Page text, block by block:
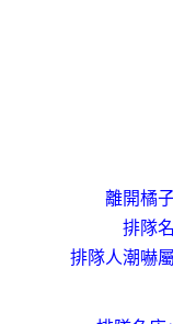
離開橘
排隊
排隊人潮嚇